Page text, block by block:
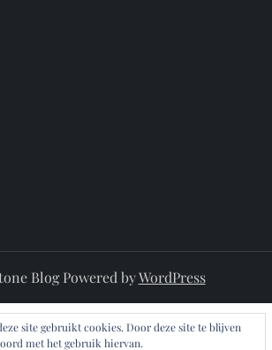
Blog Powered byWordPress
site gebruikt cookies. Door deze site te blijven
met het gebruik hiervan.